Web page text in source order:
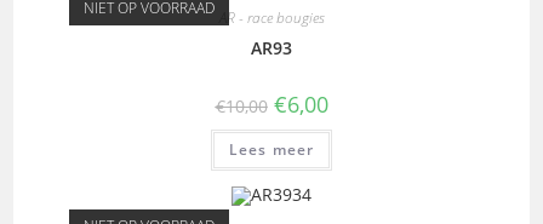
NIET OP VOORRAAD AR - race bougies
AR93
€10,00 €6,00
Lees meer